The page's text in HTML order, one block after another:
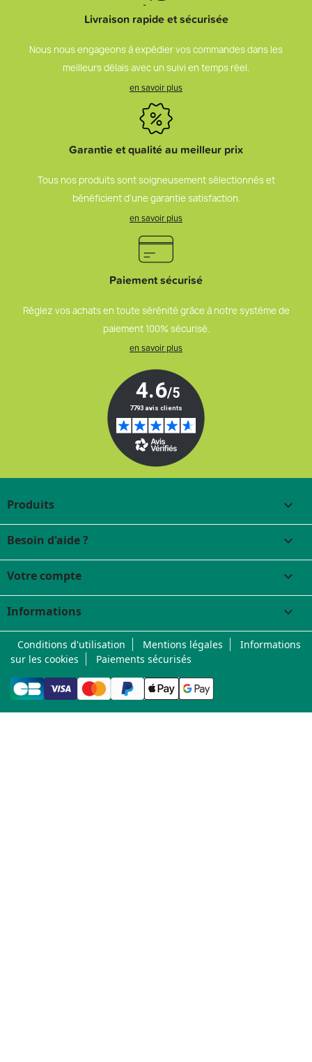
Livraison rapide et sécurisée
Nous nous engageons à expédier vos commandes dans les
meilleurs délais avec un suivi en temps réel.
en savoir plus
Garantie et qualité au meilleur prix
Tous nos produits sont soigneusement sélectionnés et
bénéficient d’une garantie satisfaction.
en savoir plus
Paiement sécurisé
Réglez vos achats en toute sérénité grâce à notre système de
paiement 100% sécurisé.
en savoir plus
Produits 
Besoin d'aide ? 
Votre compte 
Informations keyboard_arrow_down
Conditions d'utilisation Mentions légales
Informations
sur les cookies
Paiements sécurisés